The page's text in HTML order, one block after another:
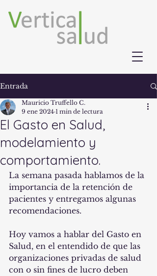
Entrada
El Gasto en Salud,
modelamiento y
comportamiento.
Mauricio Truffello C.
9 ene 2024 1 min de lectura
La semana pasada hablamos de la
importancia de la retención de
pacientes y entregamos algunas
recomendaciones.
Hoy vamos a hablar del Gasto en
Salud, en el entendido de que las
organizaciones privadas de salud
con o sin fines de lucro deben